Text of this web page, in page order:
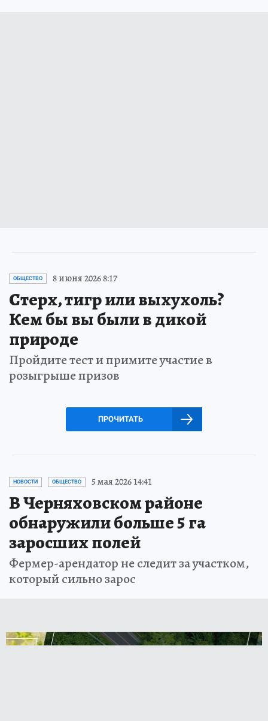
ОБЩЕСТВО 8 июня 2026 8:17
Стерх, тигр или выхухоль?
Кем бы вы были в дикой
природе
Пройдите тест и примите участие в
розыгрыше призов
ПРОЧИТАТЬ
НОВОСТИ ОБЩЕСТВО 5 мая 2026 14:41
В Черняховском районе
обнаружили больше 5 га
заросших полей
Фермер-арендатор не следит за участком,
который сильно зарос